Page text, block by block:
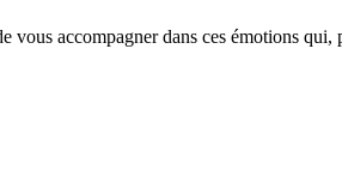
vous accompagner dans ces émotions